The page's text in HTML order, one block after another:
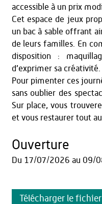
accessible à un prix
Cet espace de jeux
un bac à sable offrant
de leurs familles. En
disposition :
d’exprimer sa créativité.
Pour pimenter ces
sans oublier des
Sur place, vous
et vous restaurer tout
Ouverture
Du 17/07/2026 au 09/
Télécharger le fichier